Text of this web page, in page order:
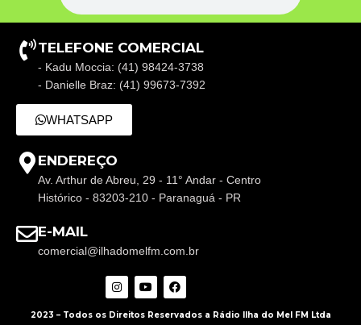
TELEFONE COMERCIAL
- Kadu Moccia: (41) 98424-3738
- Danielle Braz: (41) 99673-7392
WHATSAPP
ENDEREÇO
Av. Arthur de Abreu, 29 - 11° Andar - Centro
Histórico - 83203-210 - Paranaguá - PR
E-MAIL
comercial@ilhadomelfm.com.br
2023 – Todos os Direitos Reservados a Rádio Ilha do Mel FM Ltda